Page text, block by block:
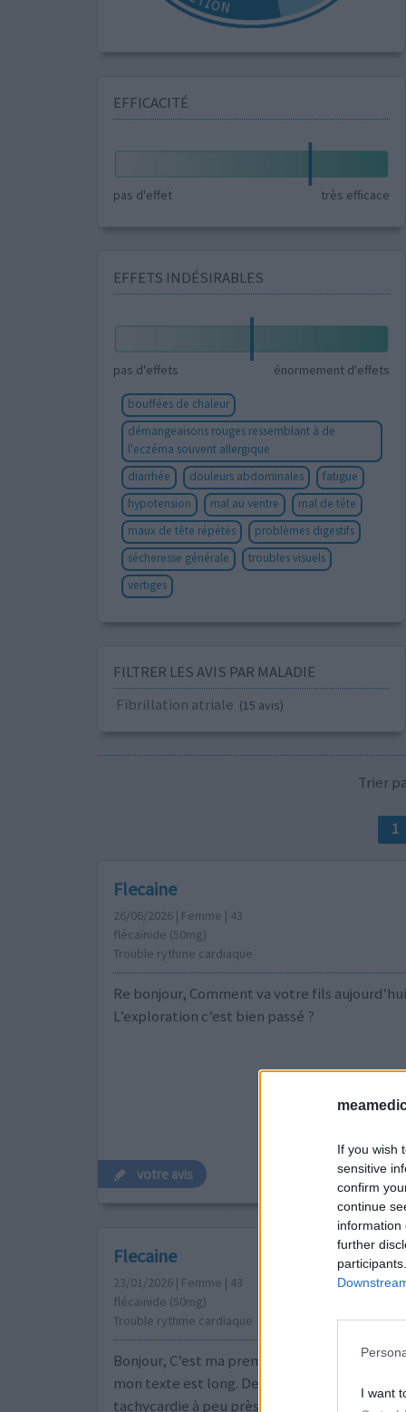
If you wish
sensitive
confirm
continue
information
further
I want
EFFICACITÉ
pas d'effet très efficace
EFFETS INDÉSIRABLES
pas d'effets énormement d'effets
bouffées de chaleur
démangeaisons rouges ressemblant à de
l'eczéma souvent allergique
diarrhée
douleurs abdominales
fatigue
hypotension
mal au ventre
mal de tête
maux de tête répétés
problèmes digestifs
sécheresse générale
troubles visuels
vertiges
FILTRER LES AVIS PAR MALADIE
Fibrillation atriale (15 avis)
Trier
1
Flecaine
26/06/2026 | Femme | 43
flécaïnide (50mg)
Trouble rythme cardiaque
Re bonjour, Comment va votre fils
L’exploration c’est bien passé ?
votre avis
Flecaine
23/01/2026 | Femme | 43
flécaïnide (50mg)
Trouble rythme cardiaque
Bonjour, C’est ma première fois sur ce
mon texte est long. Depuis plus 2 ans je fait de
tachycardie à peu près une crise tout les 2 /3